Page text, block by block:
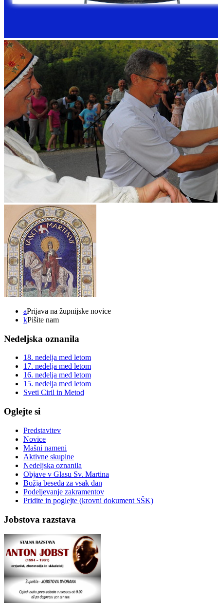
aPrijava na župnijske novice
kPišite nam
Nedeljska oznanila
18. nedelja med letom
17. nedelja med letom
16. nedelja med letom
15. nedelja med letom
Sveti Ciril in Metod
Oglejte si
Predstavitev
Novice
Mašni nameni
Aktivne skupine
Nedeljska oznanila
Objave v Glasu Sv. Martina
Božja beseda za vsak dan
Podeljevanje zakramentov
Pridite in poglejte (krovni dokument SŠK)
Jobstova razstava